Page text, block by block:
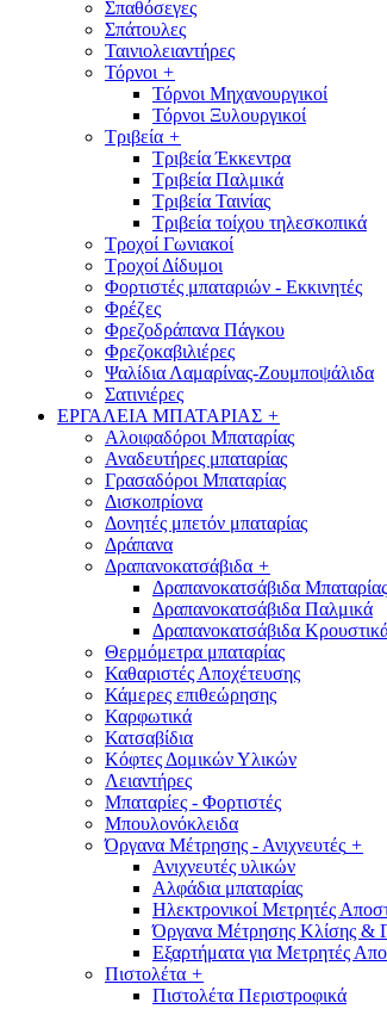
Σπαθόσεγες
Σπάτουλες
Ταινιολειαντήρες
Τόρνοι +
Τόρνοι Μηχανουργικοί
Τόρνοι Ξυλουργικοί
Τριβεία +
Τριβεία Έκκεντρα
Τριβεία Παλμικά
Τριβεία Ταινίας
Τριβεία τοίχου τηλεσκοπικά
Τροχοί Γωνιακοί
Τροχοί Δίδυμοι
Φορτιστές μπαταριών - Εκκινητές
Φρέζες
Φρεζοδράπανα Πάγκου
Φρεζοκαβιλιέρες
Ψαλίδια Λαμαρίνας-Ζουμποψάλιδα
Σατινιέρες
ΕΡΓΑΛΕΙΑ ΜΠΑΤΑΡΙΑΣ +
Αλοιφαδόροι Μπαταρίας
Αναδευτήρες μπαταρίας
Γρασαδόροι Μπαταρίας
Δισκοπρίονα
Δονητές μπετόν μπαταρίας
Δράπανα
Δραπανοκατσάβιδα +
Δραπανοκατσάβιδα Μπαταρίας
Δραπανοκατσάβιδα Παλμικά
Δραπανοκατσάβιδα
Θερμόμετρα μπαταρίας
Καθαριστές Αποχέτευσης
Κάμερες επιθεώρησης
Καρφωτικά
Κατσαβίδια
Κόφτες Δομικών Υλικών
Λειαντήρες
Μπαταρίες - Φορτιστές
Μπουλονόκλειδα
Όργανα Μέτρησης - Ανιχνευτές +
Ανιχνευτές υλικών
Αλφάδια μπαταρίας
Ηλεκτρονικοί Μετρητές
Όργανα Μέτρησης Κλίσης &
Εξαρτήματα για Μετρητές
Πιστολέτα +
Πιστολέτα Περιστροφικά